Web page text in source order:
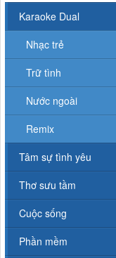
Karaoke Dual
Nhạc trẻ
Trữ tình
Nước ngoài
Remix
Tâm sự tình yêu
Thơ sưu tầm
Cuộc sống
Phần mềm